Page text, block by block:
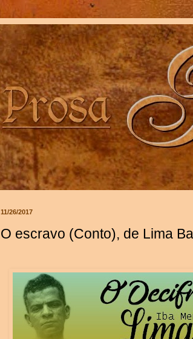
11/26/2017
O escravo (Conto), de Lima